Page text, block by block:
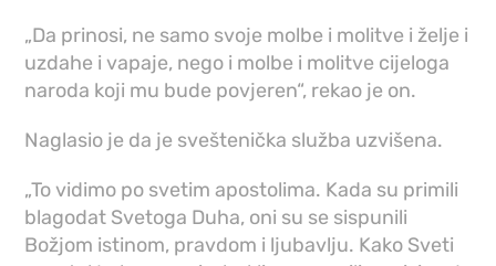
„Da prinosi, ne samo svoje molbe i molitve i želje i
uzdahe i vapaje, nego i molbe i molitve cijeloga
naroda koji mu bude povjeren“, rekao je on.
Naglasio je da je sveštenička služba uzvišena.
„To vidimo po svetim apostolima. Kada su primili
blagodat Svetoga Duha, oni su se sispunili
Božjom istinom, pravdom i ljubavlju. Kako Sveti